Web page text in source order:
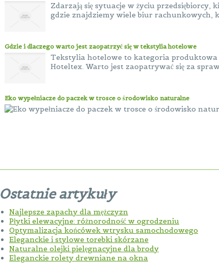
Zdarzają się sytuacje w życiu przedsiębiorcy,
gdzie znajdziemy wiele biur rachunkowych,
Gdzie i dlaczego warto jest zaopatrzyć się w tekstylia hotelowe
Tekstylia hotelowe to kategoria produktowa
Hoteltex. Warto jest zaopatrywać się za
Eko wypełniacze do paczek w trosce o środowisko naturalne
Ostatnie artykuły
Najlepsze zapachy dla mężczyzn
Płytki elewacyjne: różnorodność w ogrodzeniu
Optymalizacja końcówek wtrysku samochodowego
Eleganckie i stylowe torebki skórzane
Naturalne olejki pielęgnacyjne dla brody
Eleganckie rolety drewniane na okna